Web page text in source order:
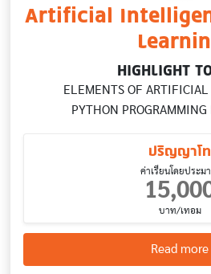
Artificial
HIGHLIGHT
ELEMENTS OF
PYTHON
ปริญญาโท
ค่าเรียนโดยประม
บาท/เทอม
Read more